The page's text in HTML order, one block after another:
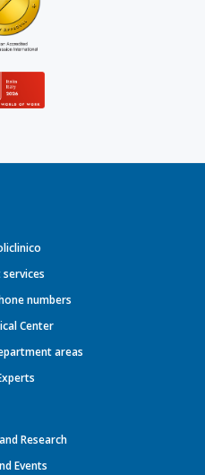
numbers
Center
areas
Research
Events